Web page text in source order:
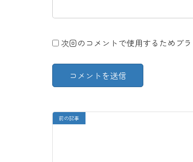
次回のコメントで使用するためブ
前の記事